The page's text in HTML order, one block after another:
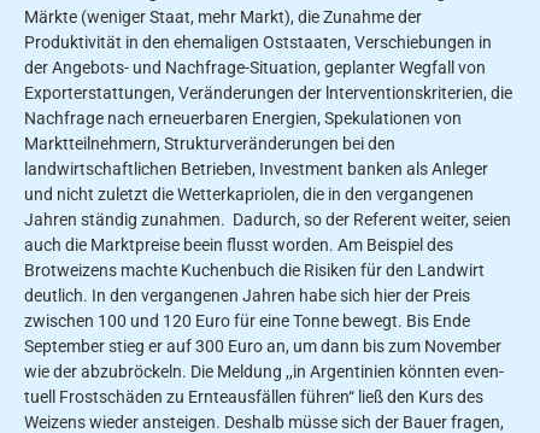
Märkte (weniger Staat, mehr Markt), die Zunahme der
Produktivität in den ehemali­gen Oststaaten, Verschiebun­gen in
der Angebots- und Nachfrage-Situation, geplanter Wegfall von
Exporterstattungen, Veränderungen der lnter­ventionskriterien, die
Nachfra­ge nach erneuerbaren Energien, Spekulationen von
Marktteil­nehmern, Strukturveränderungen bei den
landwirtschaftli­chen Betrieben, Investment­ banken als Anleger
und nicht zuletzt die Wetterkapriolen, die in den vergangenen
Jahren ständig zunahmen. Dadurch, so der Referent weiter, seien
auch die Marktpreise beein­ flusst worden. Am Beispiel des
Brotweizens machte Kuchenbuch die Risiken für den Landwirt
deutlich. In den vergangenen Jahren ha­be sich hier der Preis
zwischen 100 und 120 Euro für eine Ton­ne bewegt. Bis Ende
September stieg er auf 300 Euro an, um dann bis zum November
wie­ der abzubröckeln. Die Meldung ,,in Argentinien könnten even­
tuell Frostschäden zu Ernteaus­fällen führen“ ließ den Kurs des
Weizens wieder ansteigen. Des­halb müsse sich der Bauer fra­gen,